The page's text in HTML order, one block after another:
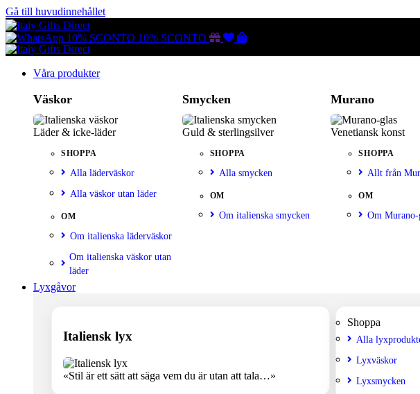
Gå till huvudinnehållet
10% SCONTO 10% SCONTO Gutscheine
Wunschliste
Warenkorb
Våra produkter
Väskor
Läder & icke-läder
SHOPPA
Alla läderväskor
Alla väskor utan läder
OM
Om italienska läderväskor
Om italienska väskor utan
läder
Smycken
Guld & sterlingsilver
SHOPPA
Alla smycken
OM
Om italienska smycken
Murano
Venetiansk konst
SHOPPA
Allt från
OM
Om Murano-
Lyxgåvor
Italiensk lyx
«Stil är ett sätt att säga vem du är utan att tala…»
Shoppa
Alla
Lyxväskor
Lyxsmycken